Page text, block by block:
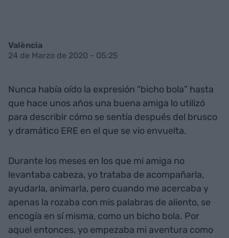
València
24 de Marzo de 2020 - 05:25
Nunca había oído la expresión “bicho bola” hasta
que hace unos años una buena amiga lo utilizó
para describir cómo se sentía después del brusco
y dramático ERE en el que se vio envuelta.
Durante los meses en los que mi amiga no
levantaba cabeza, yo trataba de acompañarla,
ayudarla, animarla, pero cuando me acercaba y
apenas la rozaba con mis palabras de aliento, se
encogía en sí misma, como un bicho bola. Por
aquel entonces, yo empezaba mi aventura como